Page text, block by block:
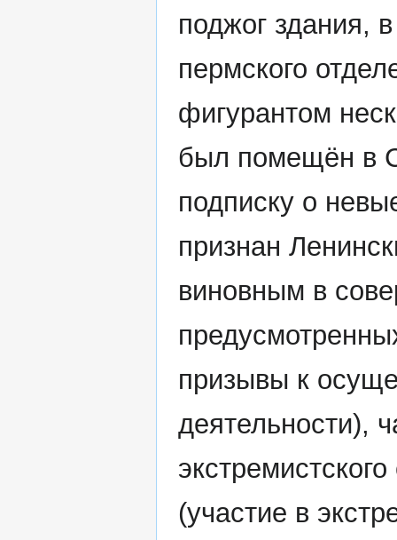
поджог здания,
пермского
фигурантом
был помещён в
подписку о
признан
виновным в
призывы к
деятельности),
(участие в